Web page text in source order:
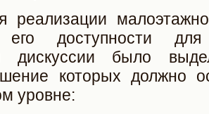
реализации
его доступности
дискуссии было
которых должно
уровне: